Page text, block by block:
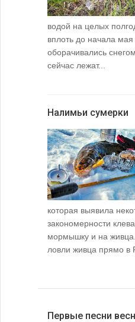
водой на целых
вплоть до начала мая
оборачивались
сейчас лежат...
Налимьи сумерки
которая выявила
закономерности
мормышку и на
ловли живца прямо в
Первые песни